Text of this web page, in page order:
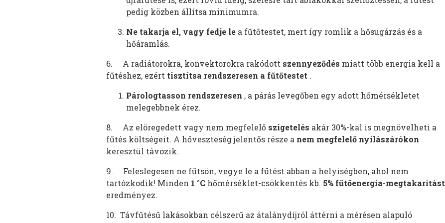
pedig közben állítsa minimumra.
Ne takarja el, vagy fedje le a fűtőtestet, mert így romlik a hősugárzás és a
hőáramlás.
6. A radiátorokra, konvektorokra rakódott szennyeződés miatt több energia kell a
fűtéshez, ezért tisztítsa rendszeresen a fűtőtestet .
Párologtasson rendszeresen , a párás levegőben egy adott hőmérsékletet
melegebbnek érez.
8. Az elöregedett vagy nem megfelelő szigetelés akár 30%-kal is megnövelheti a
fűtés költségeit. A hőveszteség jelentős része a nem megfelelő nyílászárókon
keresztül távozik.
9. Feleslegesen ne fűtsön, vegye le a fűtést abban a helyiségben, ahol nem
tartózkodik! Minden 1 °C hőmérséklet-csökkentés kb. 5% fűtőenergia-megtakarítást
eredményez.
10. Távfűtésű lakásokban célszerű az átalánydíjról áttérni a mérésen alapuló